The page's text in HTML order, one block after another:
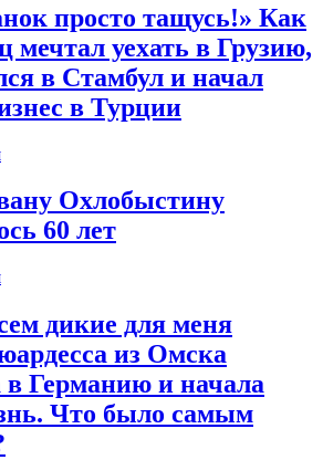
просто тащусь!» Как
мечтал уехать в Грузию,
в Стамбул и начал
в Турции
Охлобыстину
60 лет
дикие для меня
из Омска
в Германию и начала
Что было самым